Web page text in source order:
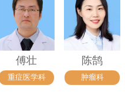
傅壮
重症医学科
陈鹄
肿瘤科